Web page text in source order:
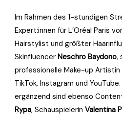
Im Rahmen des 1-stündigen
Expert:innen für L’Oréal Paris
Hairstylist und größter
Skinfluencer Neschro Baydono,
professionelle Make-up Artistin
TikTok, Instagram und
ergänzend sind ebenso
Rypa, Schauspielerin Valentina